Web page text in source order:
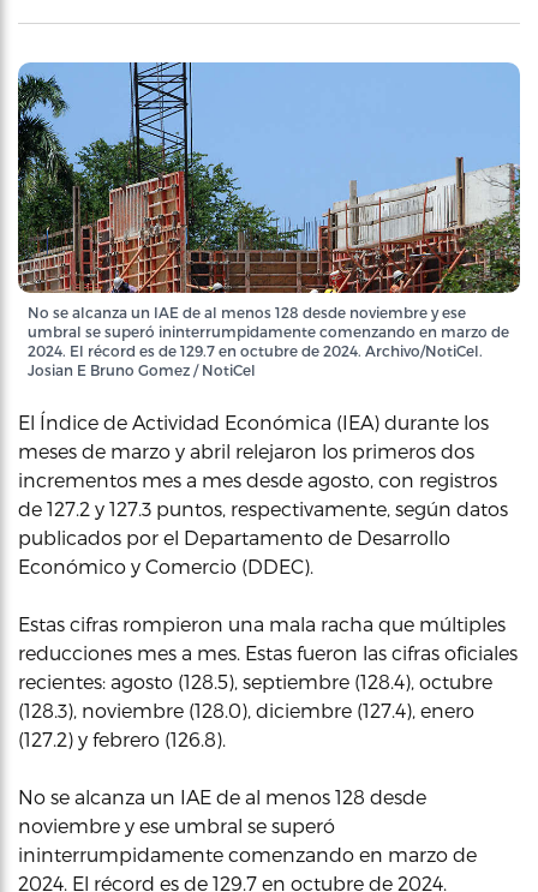
No se alcanza un IAE de al menos 128 desde noviembre y ese
umbral se superó ininterrumpidamente comenzando en marzo de
2024. El récord es de 129.7 en octubre de 2024. Archivo/NotiCel.
Josian E Bruno Gomez / NotiCel
El Índice de Actividad Económica (IEA) durante los
meses de marzo y abril relejaron los primeros dos
incrementos mes a mes desde agosto, con registros
de 127.2 y 127.3 puntos, respectivamente, según datos
publicados por el Departamento de Desarrollo
Económico y Comercio (DDEC).
Estas cifras rompieron una mala racha que múltiples
reducciones mes a mes. Estas fueron las cifras oficiales
recientes: agosto (128.5), septiembre (128.4), octubre
(128.3), noviembre (128.0), diciembre (127.4), enero
(127.2) y febrero (126.8).
No se alcanza un IAE de al menos 128 desde
noviembre y ese umbral se superó
ininterrumpidamente comenzando en marzo de
2024. El récord es de 129.7 en octubre de 2024.